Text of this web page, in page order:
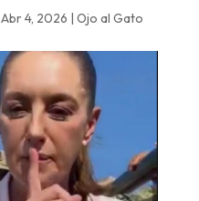
Abr 4, 2026 | Ojo al Gato